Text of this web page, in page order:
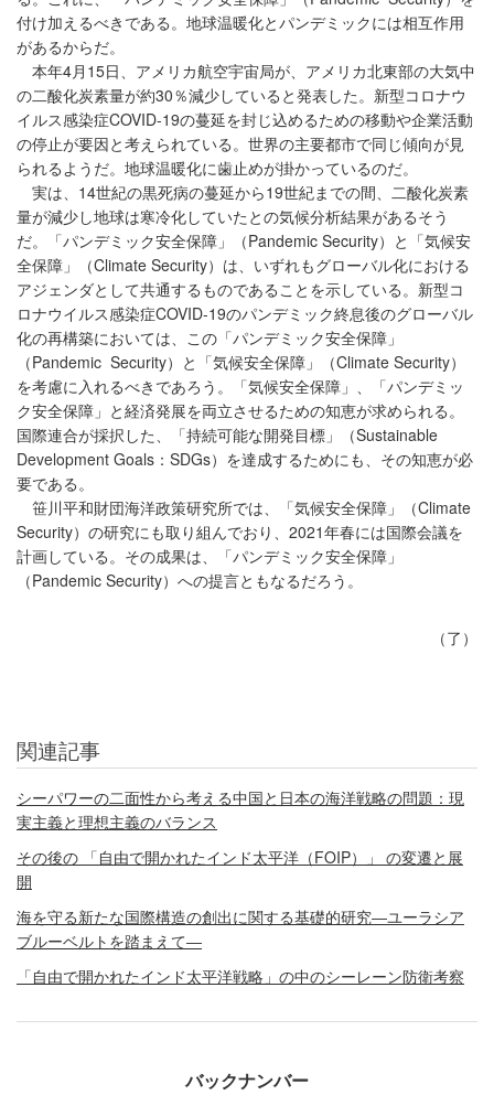
付け加えるべきである。地球温暖化とパンデミックには相互作用
があるからだ。
本年4月15日、アメリカ航空宇宙局が、アメリカ北東部の大気中
の二酸化炭素量が約30％減少していると発表した。新型コロナウ
イルス感染症COVID-19の蔓延を封じ込めるための移動や企業活動
の停止が要因と考えられている。世界の主要都市で同じ傾向が見
られるようだ。地球温暖化に歯止めが掛かっているのだ。
実は、14世紀の黒死病の蔓延から19世紀までの間、二酸化炭素
量が減少し地球は寒冷化していたとの気候分析結果があるそう
だ。「パンデミック安全保障」（Pandemic Security）と「気候安
全保障」（Climate Security）は、いずれもグローバル化における
アジェンダとして共通するものであることを示している。新型コ
ロナウイルス感染症COVID-19のパンデミック終息後のグローバル
化の再構築においては、この「パンデミック安全保障」
（Pandemic Security）と「気候安全保障」（Climate Security）
を考慮に入れるべきであろう。「気候安全保障」、「パンデミッ
ク安全保障」と経済発展を両立させるための知恵が求められる。
国際連合が採択した、「持続可能な開発目標」（Sustainable
Development Goals：SDGs）を達成するためにも、その知恵が必
要である。
笹川平和財団海洋政策研究所では、「気候安全保障」（Climate
Security）の研究にも取り組んでおり、2021年春には国際会議を
計画している。その成果は、「パンデミック安全保障」
（Pandemic Security）への提言ともなるだろう。
（了）
関連記事
シーパワーの二面性から考える中国と日本の海洋戦略の問題：現
実主義と理想主義のバランス
その後の 「自由で開かれたインド太平洋（FOIP）」 の変遷と展
開
海を守る新たな国際構造の創出に関する基礎的研究―ユーラシア
ブルーベルトを踏まえて―
「自由で開かれたインド太平洋戦略」の中のシーレーン防衛考察
バックナンバー